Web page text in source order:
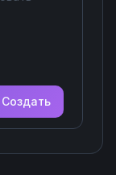
Создать